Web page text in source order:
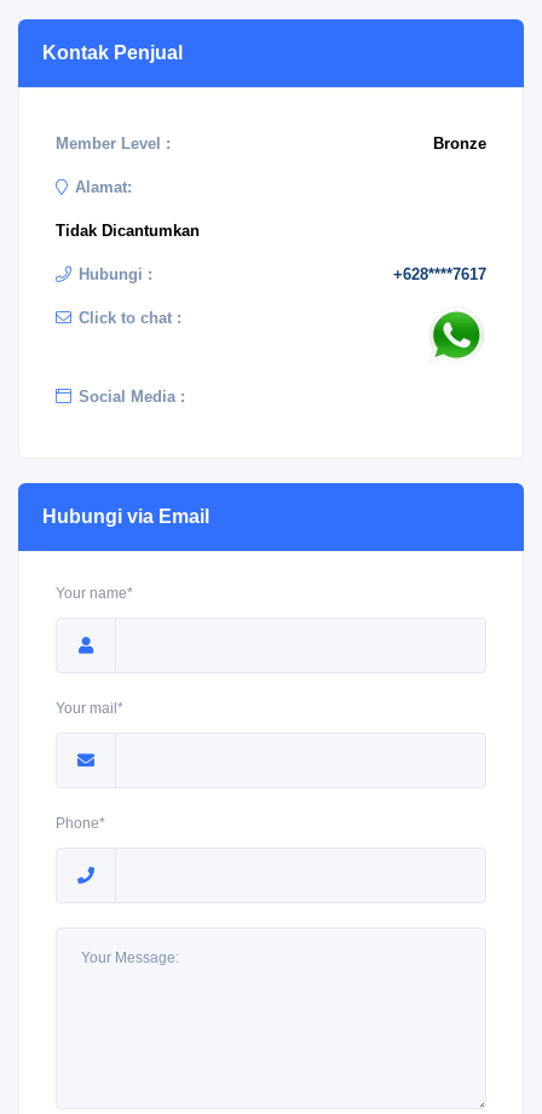
Kontak Penjual
Member Level : Bronze
Alamat:
Tidak Dicantumkan
Hubungi : +628****7617
Click to chat :
Social Media :
Hubungi via Email
Your name*
Your mail*
Phone*